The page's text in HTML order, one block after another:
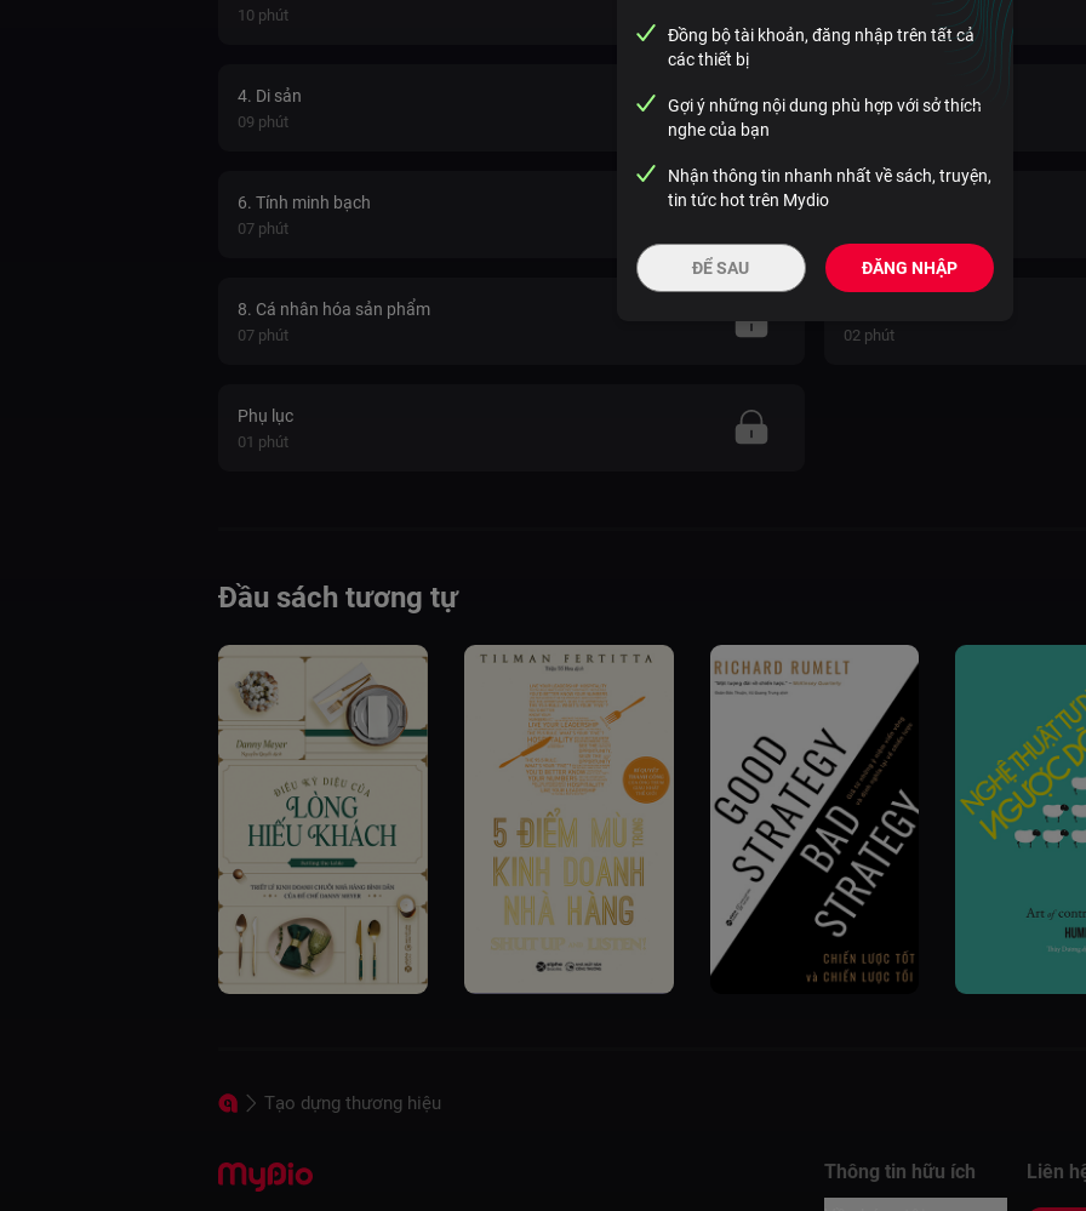
10 phút
4. Di sản
09 phút
5. Niềm vui
6. Tính minh bạch
07 phút
8. Cá nhân hóa sản phẩm
07 phút 02 phút
Phụ lục
01 phút
Đầu sách tương tự
Tạo dựng thương hiệu
Thông tin hữu ích Liên
Đồng bộ tài khoản, đăng nhập trên tất cả
các thiết bị
Gợi ý những nội dung phù hợp với sở thích
nghe của bạn
Nhận thông tin nhanh nhất về sách, truyện,
tin tức hot trên Mydio
ĐỂ SAU ĐĂNG NHẬP